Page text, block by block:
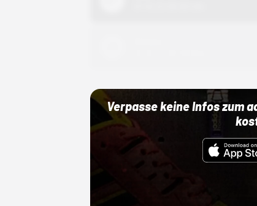
Verpasse keine Infos zum